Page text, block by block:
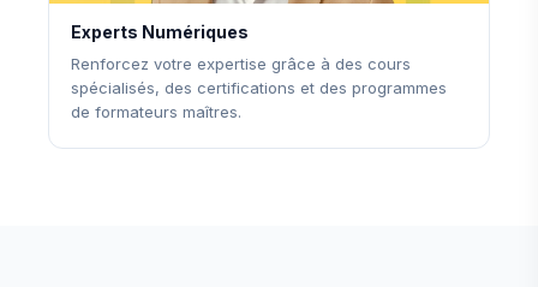
Experts Numériques
Renforcez votre expertise grâce à des cours
spécialisés, des certifications et des programmes
de formateurs maîtres.